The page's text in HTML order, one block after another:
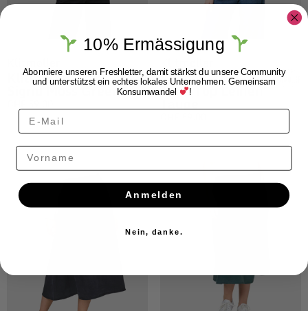
Klitmøller Shirt
Sigrid Moss Green
Klitmøller Dee
Tank Top Leinen
Taupe
10% Ermässigung
Abonniere unseren Freshletter, damit stärkst du unsere Community
und unterstützst ein echtes lokales Unternehmen. Gemeinsam
Konsumwandel !
Vorname
Anmelden
Nein, danke.